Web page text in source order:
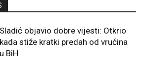
Sladić objavio dobre vijesti: Otkrio
kada stiže kratki predah od vrućina
u BiH